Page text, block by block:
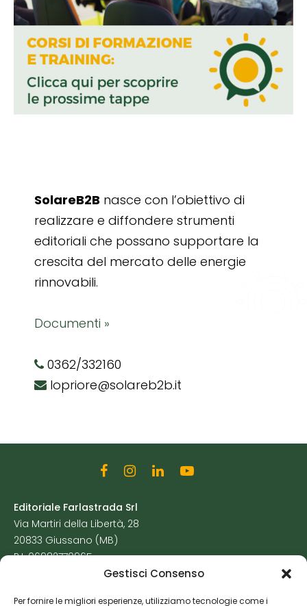
Gestisci Consenso
Per fornire le migliori esperienze, utilizziamo tecnologie come i
SolareB2B nasce con l’obiettivo di
realizzare e diffondere strumenti
editoriali che possano supportare la
crescita del mercato delle energie
rinnovabili.
Documenti »
0362/332160
lopriore@solareb2b.it
Editoriale Farlastrada Srl
Via Martiri della Libertà, 28
20833 Giussano (MB)
P.I. 06982770965